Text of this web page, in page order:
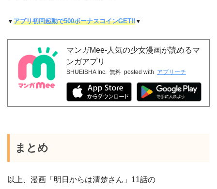
▼ アプリ初回起動で500ボーナスコインGET!!▼
マンガMee-人気の少女漫画が読めるマ
ンガアプリ
SHUEISHA Inc. 無料 posted with アプリーチ
まとめ
以上、漫画「明日からは清楚さん」11話の